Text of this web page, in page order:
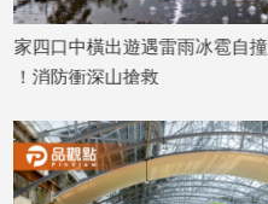
旅
遊/
美
星
座/
命
撞受
公車輾斃83歲婦！
馬路慘死輪下